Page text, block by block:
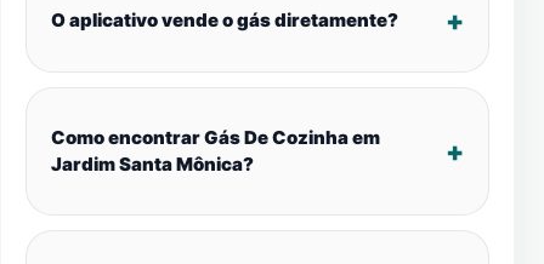
O aplicativo vende o gás diretamente?
Como encontrar Gás De Cozinha em
Jardim Santa Mônica?